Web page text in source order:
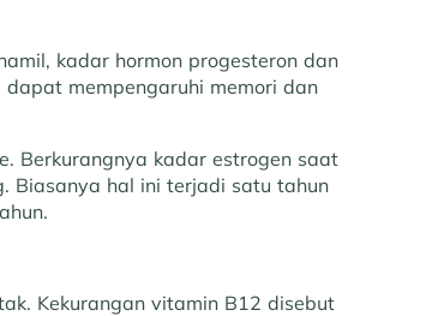
kadar hormon progesteron dan
mempengaruhi memori dan
Berkurangnya kadar estrogen saat
Biasanya hal ini terjadi satu tahun
Kekurangan vitamin B12 disebut